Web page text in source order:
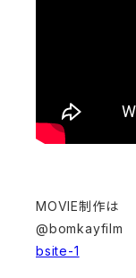
MOVIE制作は
@bomkayfilm
bsite-1